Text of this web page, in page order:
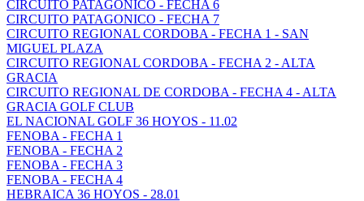
CIRCUITO PATAGONICO - FECHA 6
CIRCUITO PATAGONICO - FECHA 7
CIRCUITO REGIONAL CORDOBA - FECHA 1 - SAN
MIGUEL PLAZA
CIRCUITO REGIONAL CORDOBA - FECHA 2 - ALTA
GRACIA
CIRCUITO REGIONAL DE CORDOBA - FECHA 4 - ALTA
GRACIA GOLF CLUB
EL NACIONAL GOLF 36 HOYOS - 11.02
FENOBA - FECHA 1
FENOBA - FECHA 2
FENOBA - FECHA 3
FENOBA - FECHA 4
HEBRAICA 36 HOYOS - 28.01